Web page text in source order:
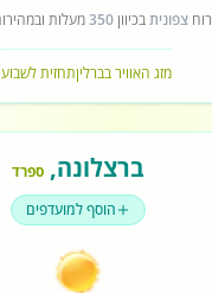
רוחצפוניתבכיוון350מעלות
מזג האוויר בברליןתחזית
ברצלונה, ספרד
הוסף למועדפים